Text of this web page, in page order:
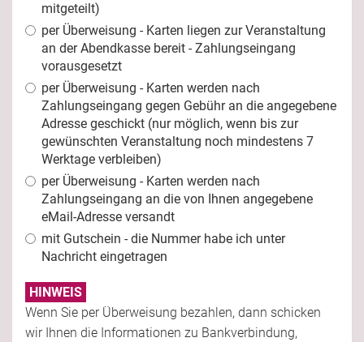
mitgeteilt)
per Überweisung - Karten liegen zur Veranstaltung
an der Abendkasse bereit - Zahlungseingang
vorausgesetzt
per Überweisung - Karten werden nach
Zahlungseingang gegen Gebühr an die angegebene
Adresse geschickt (nur möglich, wenn bis zur
gewünschten Veranstaltung noch mindestens 7
Werktage verbleiben)
per Überweisung - Karten werden nach
Zahlungseingang an die von Ihnen angegebene
eMail-Adresse versandt
mit Gutschein - die Nummer habe ich unter
Nachricht eingetragen
HINWEIS
Wenn Sie per Überweisung bezahlen, dann schicken
wir Ihnen die Informationen zu Bankverbindung,